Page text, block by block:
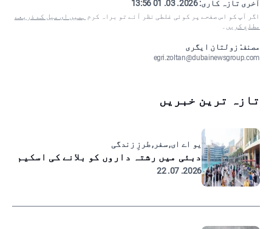
آخری تازہ کاری:2026. 03. 01 13:56
اگر آپ کو اس صفحے پر کوئی غلطی نظر آئے تو براہ کرم ہمیں ای میل کے ذریعے
مطلع کریں ۔
مصنف: زولتان ایگری
egri.zoltan@dubainewsgroup.com
تازہ ترین خبریں
یو اے ای, سفر, طرزِ زندگی
دبئی میں رشتہ داروں کو بلانے کی اسکیم
2026. 07. 22